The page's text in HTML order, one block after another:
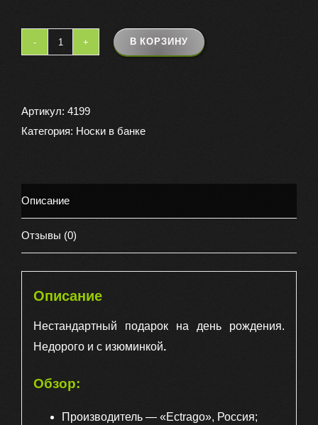
Количество
в
банке
рождения!
собака
В КОРЗИНУ
Артикул: 4199
Категория: Носки в банке
Описание
Отзывы (0)
Описание
Нестандартный подарок на день рождения.
Недорого и с изюминкой.
Обзор:
Производитель — «Ectrago», Россия;